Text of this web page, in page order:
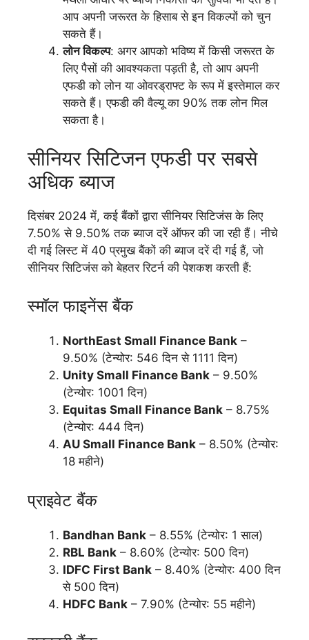
आप अपनी जरूरत के हिसाब से इन विकल्पों को चुन
सकते हैं।
लोन विकल्प: अगर आपको भविष्य में किसी जरूरत के
लिए पैसों की आवश्यकता पड़ती है, तो आप अपनी
एफडी को लोन या ओवरड्राफ्ट के रूप में इस्तेमाल कर
सकते हैं। एफडी की वैल्यू का 90% तक लोन मिल
सकता है।
सीनियर सिटिजन एफडी पर सबसे
अधिक ब्याज
दिसंबर 2024 में, कई बैंकों द्वारा सीनियर सिटिजंस के लिए
7.50% से 9.50% तक ब्याज दरें ऑफर की जा रही हैं। नीचे
दी गई लिस्ट में 40 प्रमुख बैंकों की ब्याज दरें दी गई हैं, जो
सीनियर सिटिजंस को बेहतर रिटर्न की पेशकश करती हैं:
स्मॉल फाइनेंस बैंक
NorthEast Small Finance Bank –
9.50% (टेन्योर: 546 दिन से 1111 दिन)
Unity Small Finance Bank – 9.50%
(टेन्योर: 1001 दिन)
Equitas Small Finance Bank – 8.75%
(टेन्योर: 444 दिन)
AU Small Finance Bank – 8.50% (टेन्योर:
18 महीने)
प्राइवेट बैंक
Bandhan Bank – 8.55% (टेन्योर: 1 साल)
RBL Bank – 8.60% (टेन्योर: 500 दिन)
IDFC First Bank – 8.40% (टेन्योर: 400 दिन
से 500 दिन)
HDFC Bank – 7.90% (टेन्योर: 55 महीने)